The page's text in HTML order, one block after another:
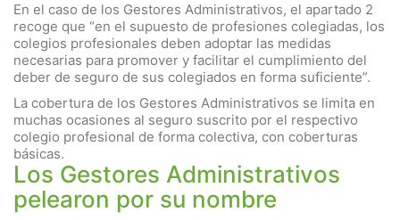
En el caso de los Gestores Administrativos, el apartado 2
recoge que “en el supuesto de profesiones colegiadas, los
colegios profesionales deben adoptar las medidas
necesarias para promover y facilitar el cumplimiento del
deber de seguro de sus colegiados en forma suficiente”.
La cobertura de los Gestores Administrativos se limita en
muchas ocasiones al seguro suscrito por el respectivo
colegio profesional de forma colectiva, con coberturas
básicas.
Los Gestores Administrativos
pelearon por su nombre